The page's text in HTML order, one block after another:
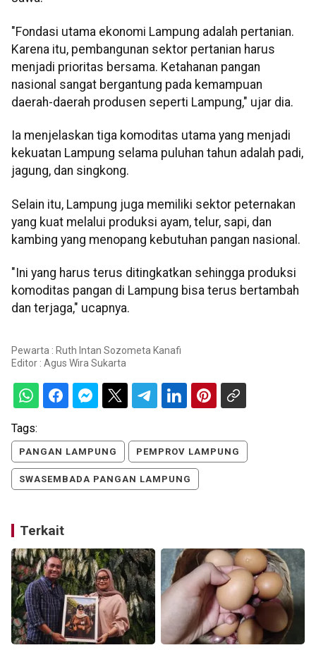
"Fondasi utama ekonomi Lampung adalah pertanian.
Karena itu, pembangunan sektor pertanian harus
menjadi prioritas bersama. Ketahanan pangan
nasional sangat bergantung pada kemampuan
daerah-daerah produsen seperti Lampung," ujar dia.
Ia menjelaskan tiga komoditas utama yang menjadi
kekuatan Lampung selama puluhan tahun adalah padi,
jagung, dan singkong.
Selain itu, Lampung juga memiliki sektor peternakan
yang kuat melalui produksi ayam, telur, sapi, dan
kambing yang menopang kebutuhan pangan nasional.
"Ini yang harus terus ditingkatkan sehingga produksi
komoditas pangan di Lampung bisa terus bertambah
dan terjaga," ucapnya.
Pewarta : Ruth Intan Sozometa Kanafi
Editor : Agus Wira Sukarta
Tags:
PANGAN LAMPUNG PEMPROV LAMPUNG
SWASEMBADA PANGAN LAMPUNG
Terkait